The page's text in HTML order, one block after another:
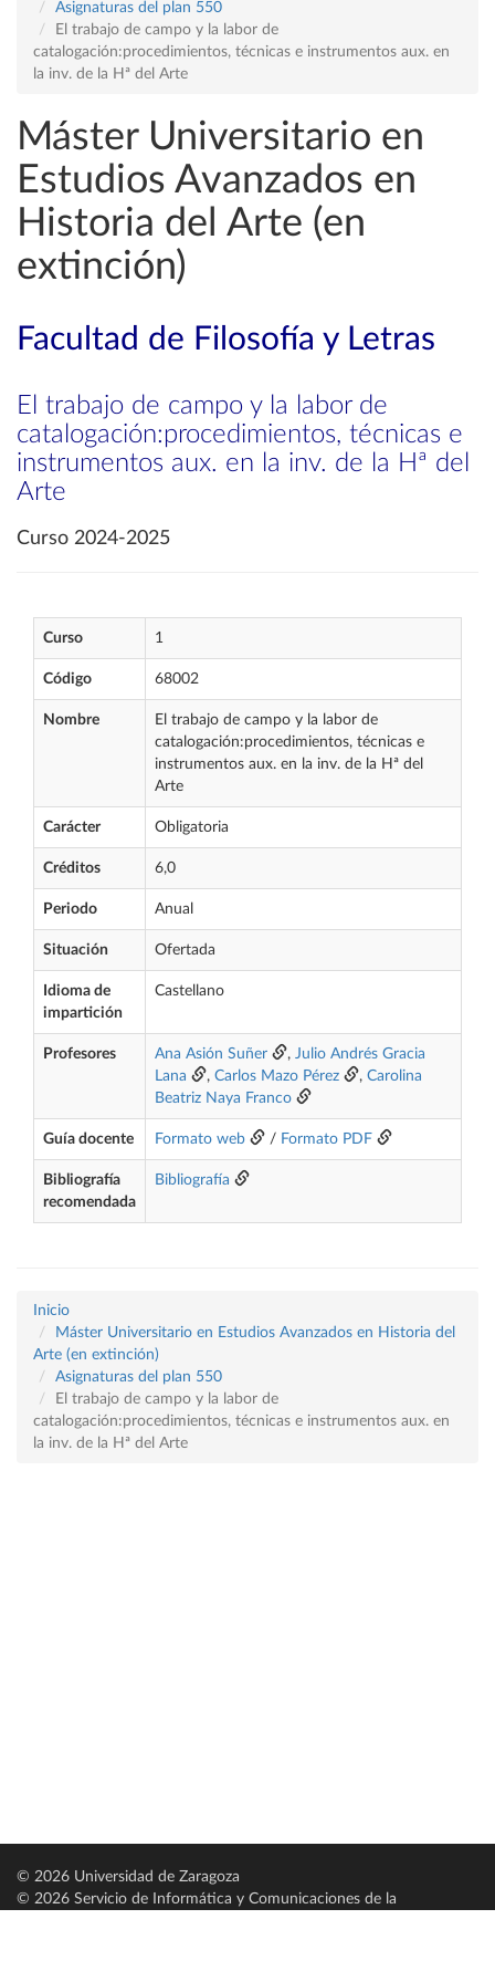
Asignaturas del plan 550
El trabajo de campo y la labor de
catalogación:procedimientos, técnicas e instrumentos aux. en
la inv. de la Hª del Arte
Máster Universitario en
Estudios Avanzados en
Historia del Arte (en
extinción)
Facultad de Filosofía y Letras
El trabajo de campo y la labor de
catalogación:procedimientos, técnicas e
instrumentos aux. en la inv. de la Hª del
Arte
Curso 2024-2025
Curso 1
Código 68002
Nombre
El trabajo de campo y la labor de
catalogación:procedimientos, técnicas e
instrumentos aux. en la inv. de la Hª del
Arte
Carácter Obligatoria
Créditos 6,0
Periodo Anual
Situación Ofertada
Idioma de
impartición
Castellano
Profesores Ana Asión Suñer , Julio Andrés Gracia
Lana
, Carlos Mazo Pérez , Carolina
Beatriz Naya Franco
Guía docente Formato web / Formato PDF
Bibliografía
recomendada
Bibliografía
Inicio
Máster Universitario en Estudios Avanzados en Historia del
Arte (en extinción)
Asignaturas del plan 550
El trabajo de campo y la labor de
catalogación:procedimientos, técnicas e instrumentos aux. en
la inv. de la Hª del Arte
© 2026 Universidad de Zaragoza
© 2026 Servicio de Informática y Comunicaciones de la